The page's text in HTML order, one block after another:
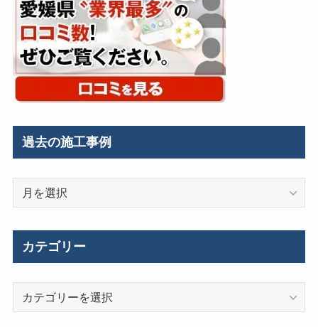
過去の施工事例
カテゴリー